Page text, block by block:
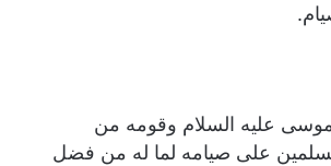
موسى عليه السلام وقومه من
على صيامه لما له من فضل